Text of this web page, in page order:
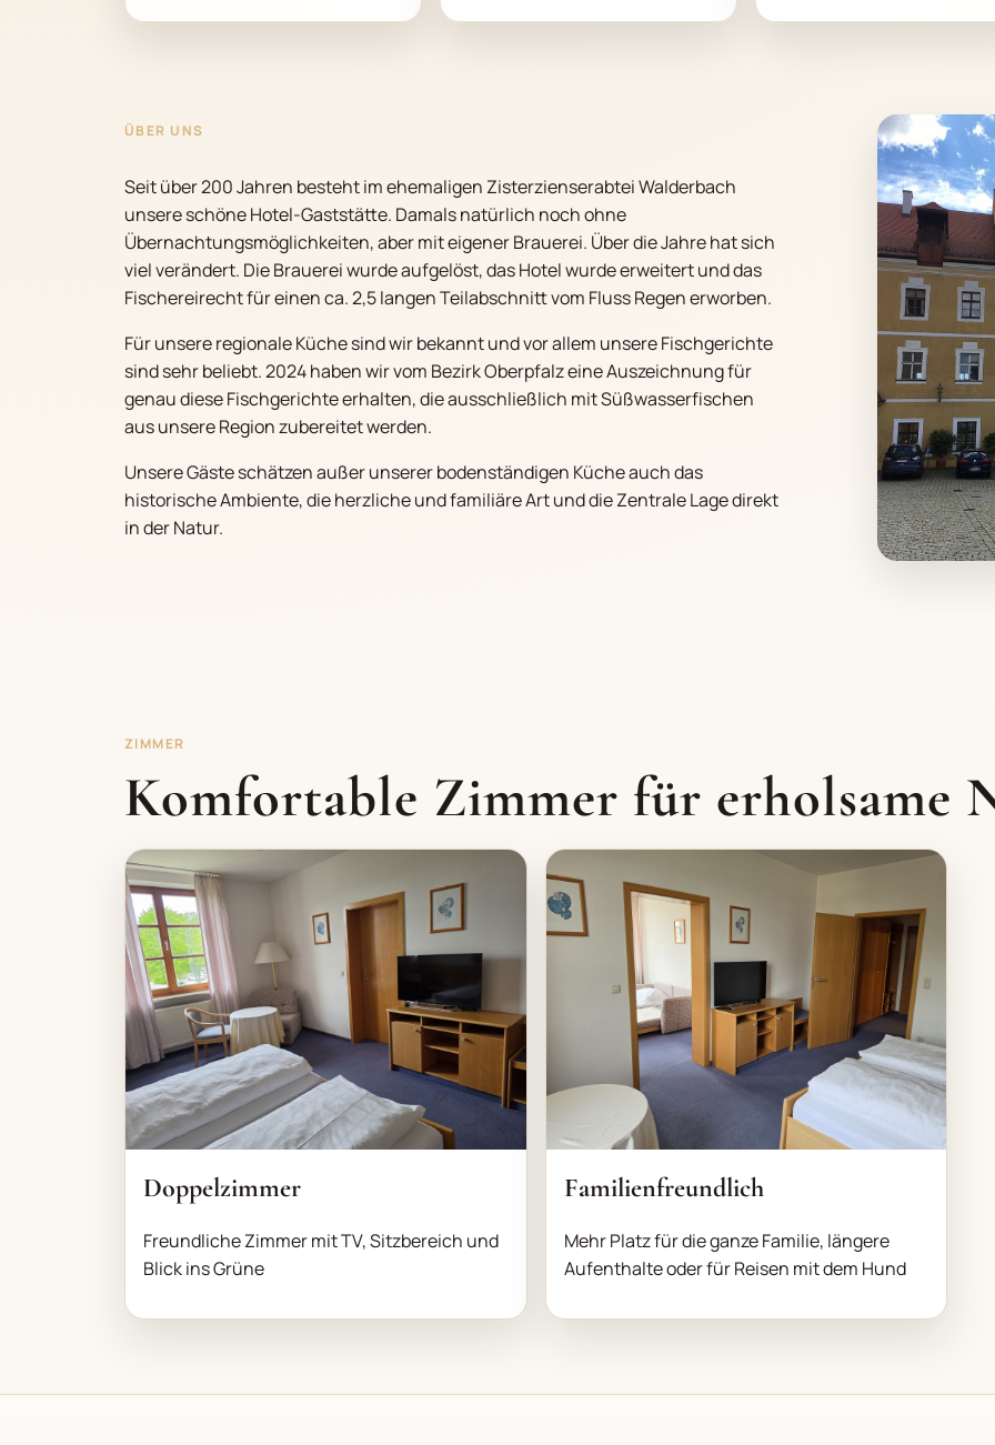
ÜBER UNS
Seit über 200 Jahren besteht im ehemaligen Zisterzienserabtei Walderbach
unsere schöne Hotel-Gaststätte. Damals natürlich noch ohne
Übernachtungsmöglichkeiten, aber mit eigener Brauerei. Über die Jahre hat sich
viel verändert. Die Brauerei wurde aufgelöst, das Hotel wurde erweitert und das
Fischereirecht für einen ca. 2,5 langen Teilabschnitt vom Fluss Regen erworben.
Für unsere regionale Küche sind wir bekannt und vor allem unsere Fischgerichte
sind sehr beliebt. 2024 haben wir vom Bezirk Oberpfalz eine Auszeichnung für
genau diese Fischgerichte erhalten, die ausschließlich mit Süßwasserfischen
aus unsere Region zubereitet werden.
Unsere Gäste schätzen außer unserer bodenständigen Küche auch das
historische Ambiente, die herzliche und familiäre Art und die Zentrale Lage direkt
in der Natur.
ZIMMER
Komfortable Zimmer für erholsame
Doppelzimmer
Freundliche Zimmer mit TV, Sitzbereich und
Blick ins Grüne
Familienfreundlich
Mehr Platz für die ganze Familie, längere
Aufenthalte oder für Reisen mit dem Hund